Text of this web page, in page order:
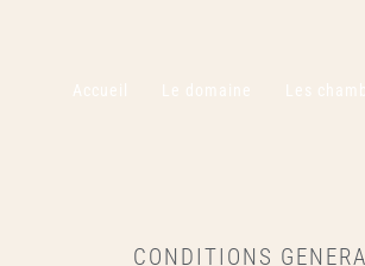
Accueil Le domaine Les
CONDITIONS